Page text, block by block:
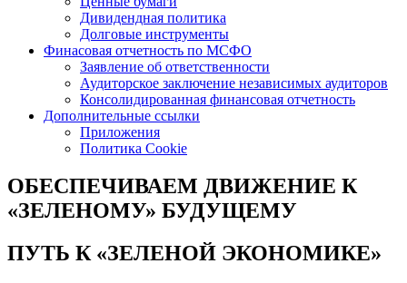
Дивидендная политика
Долговые инструменты
Финасовая отчетность по МСФО
Заявление об ответственности
Аудиторское заключение независимых аудиторов
Консолидированная финансовая отчетность
Дополнительные ссылки
Приложения
Политика Cookie
ОБЕСПЕЧИВАЕМ ДВИЖЕНИЕ К
«ЗЕЛЕНОМУ» БУДУЩЕМУ
ПУТЬ К«ЗЕЛЕНОЙ ЭКОНОМИКЕ»